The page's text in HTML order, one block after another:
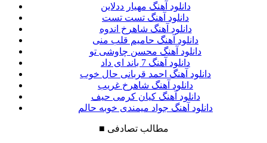
دانلود آهنگ مهیار ددلاین
دانلود آهنگ تست تست
دانلود آهنگ شاهرخ اندوه
دانلود آهنگ حامیم قلب منی
دانلود آهنگ محسن چاوشی تو
دانلود آهنگ 7 باند ای داد
دانلود آهنگ احمد قربانی حال خوب
دانلود آهنگ شاهرخ غریب
دانلود آهنگ کیان کرمی حیف
دانلود آهنگ جواد میمندی خوبه حالم
■ مطالب تصادفی